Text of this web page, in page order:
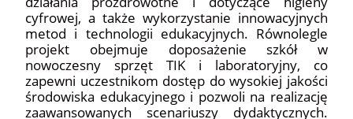
cyfrowej, a także wykorzystanie innowacyjnych
metod i technologii edukacyjnych. Równolegle
projekt obejmuje doposażenie szkół w
nowoczesny sprzęt TIK i laboratoryjny, co
zapewni uczestnikom dostęp do wysokiej jakości
środowiska edukacyjnego i pozwoli na realizację
zaawansowanych scenariuszy dydaktycznych.